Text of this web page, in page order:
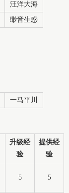
汪洋大海
缈音生惑
一马平川
升级经
验
提供经
验
5 5